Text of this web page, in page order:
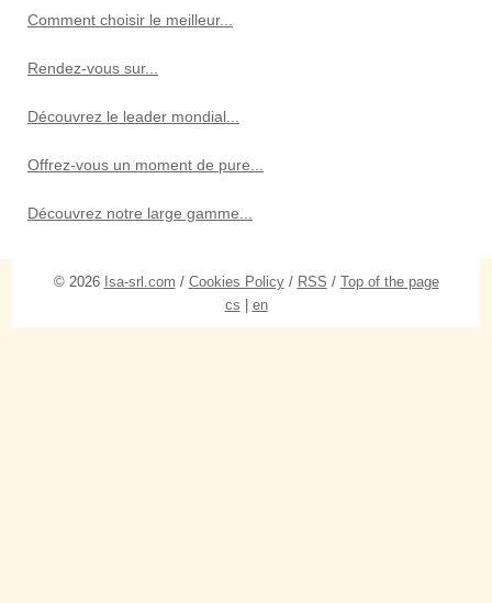
Comment choisir le meilleur...
Rendez-vous sur...
Découvrez le leader mondial...
Offrez-vous un moment de pure...
Découvrez notre large gamme...
© 2026 Isa-srl.com / Cookies Policy/ RSS / Top of the page
cs
en